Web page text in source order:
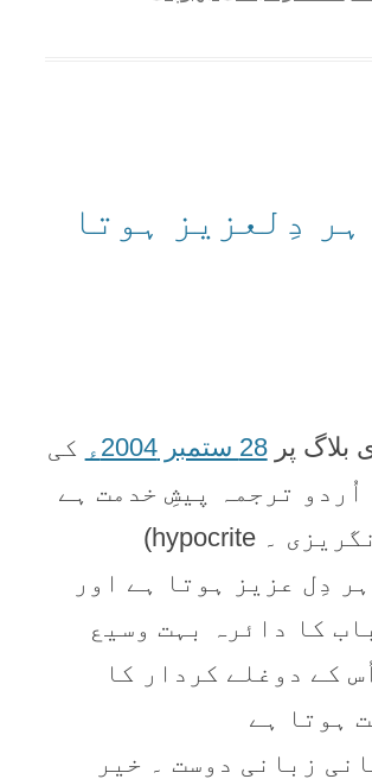
ہر دِلعزیز ہوتا
بلاگ پر28 ستمبر 2004ء
کی
اُردو ترجمہ پیشِ خدمت ہے
منافق (انگریزی ۔ hypocrite)
دِل عزیز ہوتا ہے اور
کا دائرہ بہت وسیع
کے دوغلے کردار کا
ہوتا ہے
زبانی دوست ۔ خیر